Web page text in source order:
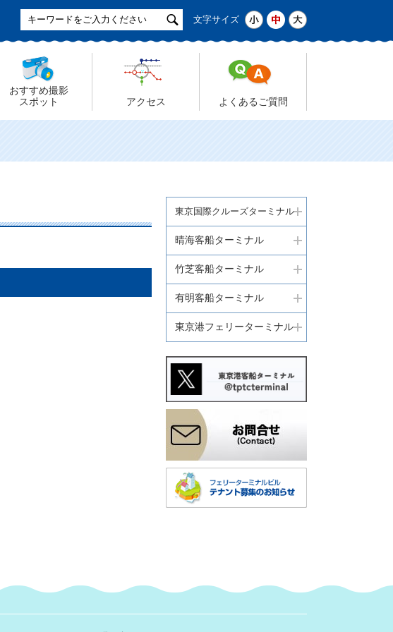
ト
文字サイズ
おすすめ撮影
スポット
アクセス よくあるご質問
東京国際クルーズターミナル
晴海客船ターミナル
竹芝客船ターミナル
有明客船ターミナル
東京港フェリーターミナル